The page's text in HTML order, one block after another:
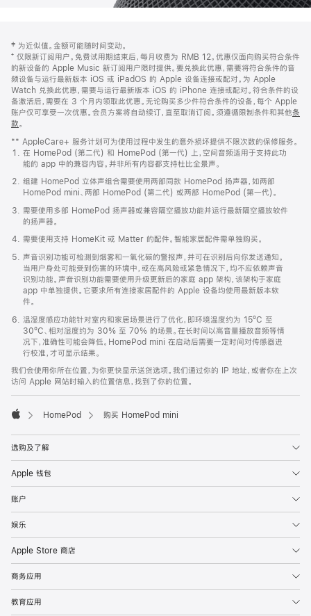
页
页
脚
注
‡ 为近似值。金额可能随时间变动。
⁺ 仅限新订阅用户。免费试用期结束后，每月收费为 RMB 12。优惠仅面向购买符合条件
的新设备的 Apple Music 新订阅用户限时提供。要兑换此优惠，需要将符合条件的音
频设备与运行最新版本 iOS 或 iPadOS 的 Apple 设备连接或配对。为 Apple
Watch 兑换此优惠，需要与运行最新版本 iOS 的 iPhone 连接或配对。符合条件的设
备激活后，需要在 3 个月内领取此优惠。无论购买多少件符合条件的设备，每个 Apple
账户仅可享受一次优惠。会员方案将自动续订，直至取消订阅。须遵循限制条件和其他条
款。
窗
口
中
打
开)
** AppleCare+ 服务计划可为使用过程中发生的意外损坏提供不限次数的保修服务。
在 HomePod (第二代) 和 HomePod (第一代) 上，空间音频适用于支持此功
能的 app 中的兼容内容。并非所有内容都支持杜比全景声。
组建 HomePod 立体声组合需要使用两部同款 HomePod 扬声器，如两部
HomePod mini、两部 HomePod (第二代) 或两部 HomePod (第一代)。
需要使用多部 HomePod 扬声器或兼容隔空播放功能并运行最新隔空播放软件
的扬声器。
需要使用支持 HomeKit 或 Matter 的配件。智能家居配件需单独购买。
声音识别功能可检测到烟雾和一氧化碳的警报声，并可在识别后向你发送通知。
当用户身处可能受到伤害的环境中，或在高风险或紧急情况下，均不应依赖声音
识别功能。声音识别功能需要使用升级更新后的家庭 app 架构，该架构于家庭
app 中单独提供。它要求所有连接家居配件的 Apple 设备均使用最新版本软
件。
温湿度感应功能针对室内和家居场景进行了优化，即环境温度约为 15ºC 至
30ºC、相对湿度约为 30% 至 70% 的场景。在长时间以高音量播放音频等情
况下，准确性可能会降低。HomePod mini 在启动后需要一定时间对传感器进
行校准，才可显示结果。
我们会使用你所在位置，为你更快显示送货选项。我们通过你的 IP 地址，或者你在上次
访问 Apple 网站时输入的位置信息，找到了你的位置。
HomePod 购买 HomePod mini
选购及了解
Apple 钱包
账户
娱乐
Apple Store 商店
商务应用
教育应用